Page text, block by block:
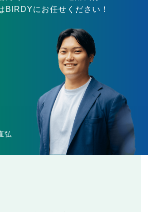
BIRDYにお任せください！
弘